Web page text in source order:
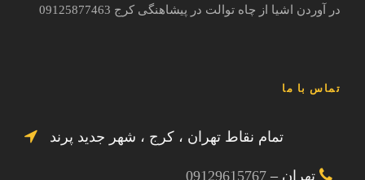
در آوردن اشیا از چاه توالت در پیشاهنگی کرج 09125877463
تماس با ما
تمام نقاط تهران ، کرج ، شهر جدید پرند
تهران – 09129615767